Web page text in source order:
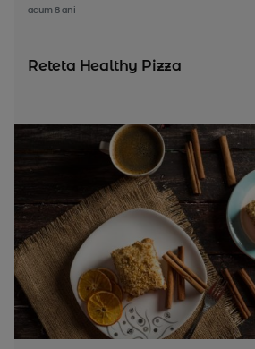
acum 8 ani
Reteta Healthy Pizza